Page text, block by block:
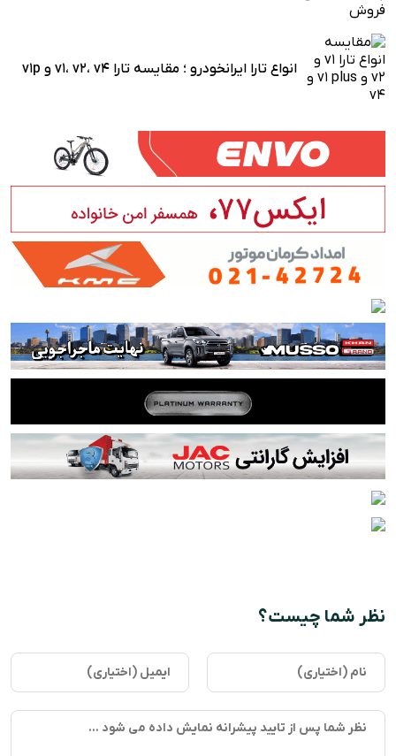
انواع تارا ایرانخودرو ؛ مقایسه تارا v1، v2، v4 و v1p
نظر شما چیست؟